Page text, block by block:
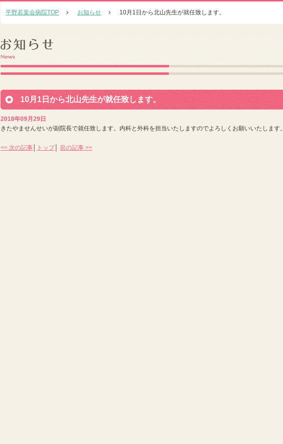
平野若葉会病院TOP お知らせ 10月1日から北山先生が就任致します。
10月1日から北山先生が就任致します。
2018年09月29日
きたやませんせいが副院長で就任致します。内科と外科を担当いたしますのでよろしくお願いいたします。
<< 次の記事 トップ│ 前の記事 >>